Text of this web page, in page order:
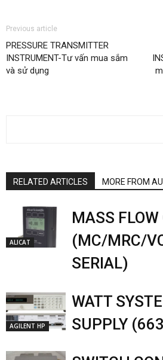
Previous article
PRESSURE TRANSMITTER
INSTRUMENT-Tư vấn mua sắm
và sử dụng
RELATED ARTICLES MORE FROM
ALICAT
MASS FLOW
(MC/MRC/
SERIAL)
AGILENT HP
WATT
SUPPLY